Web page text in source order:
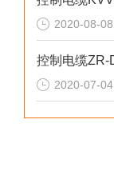
2020-08-08
2020-07-04